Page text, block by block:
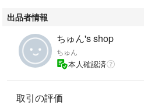
#スマホ/家電/カメラ
使用期間は 5年くらいかと思います 趣
Tシャツなどのニットを縫うのに使って
製品の作動状態良好 付属品 専用の
せ等は無く綺麗ですが
出品者情報
ちゅん's shop
ちゅん
本人確認済
取引の評価